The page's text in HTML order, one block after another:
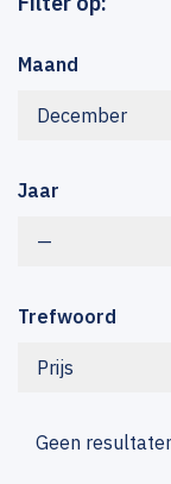
Maand
December
Jaar
—
Trefwoord
Prijs
Geen